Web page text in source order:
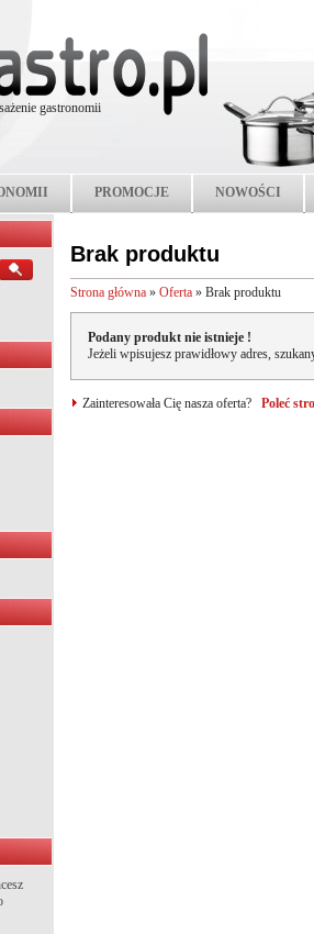
gastronomii
PROMOCJE NOWOŚCI
Brak produktu
Strona główna » Oferta » Brak produktu
Podany produkt nie istnieje !
Jeżeli wpisujesz prawidłowy adres,
Zainteresowała Cię nasza oferta? Poleć